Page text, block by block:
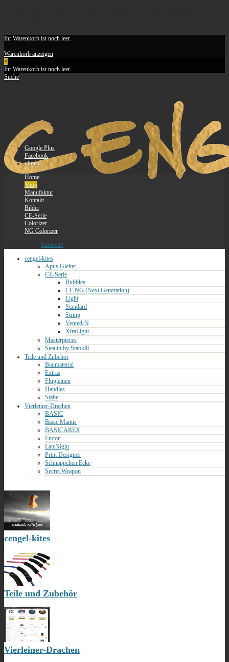
Ihr Warenkorb ist noch leer.
Warenkorb anzeigen
×
Ihr Warenkorb ist noch leer.
Suche
Google Plus
Facebook
vimeo
Home
Shop
Manufaktur
Kontakt
Bilder
CE-Serie
Colorizer
NG Colorizer
Startseite
cengel-kites
Apus Gleiter
CE-Serie
Bubbles
CE NG (Next Generation)
Light
Standard
String
Vented-N
XtraLight
Masterpieces
Stealth by Stabkill
Teile und Zubehör
Baumaterial
Extras
Flugleinen
Handles
Stäbe
Vierleiner-Drachen
BASIC
Basic Mantis
BASICAREX
Endor
LateNight
Print Designes
Schnäppchen Ecke
Secret Weapon
cengel-kites
Teile und Zubehör
Vierleiner-Drachen